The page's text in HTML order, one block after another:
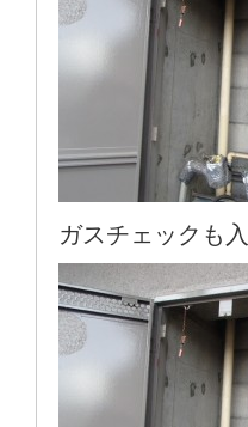
ガスチェックも